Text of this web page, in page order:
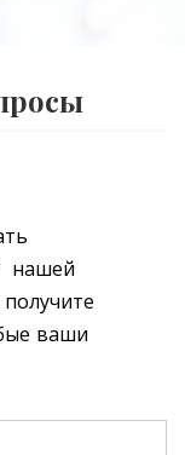
нашей
ваши